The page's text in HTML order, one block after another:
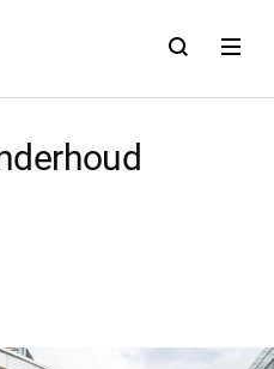
Open Open